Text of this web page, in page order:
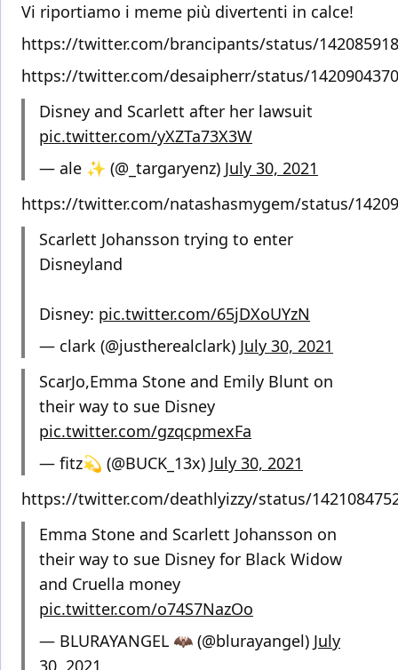
Vi riportiamo i meme più divertenti in calce!
https://twitter.com/brancipants/status/
https://twitter.com/desaipherr/status/
Disney and Scarlett after her lawsuit
pic.twitter.com/yXZTa73X3W
— ale ✨ (@_targaryenz) July 30, 2021
https://twitter.com/natashasmygem/status/
Scarlett Johansson trying to enter
Disneyland
Disney: pic.twitter.com/65jDXoUYzN
— clark (@justherealclark) July 30, 2021
ScarJo,Emma Stone and Emily Blunt on
their way to sue Disney
pic.twitter.com/gzqcpmexFa
— fitz💫 (@BUCK_13x) July 30, 2021
https://twitter.com/deathlyizzy/status/
Emma Stone and Scarlett Johansson on
their way to sue Disney for Black Widow
and Cruella money
pic.twitter.com/o74S7NazOo
— BLURAYANGEL 🦇 (@blurayangel) July